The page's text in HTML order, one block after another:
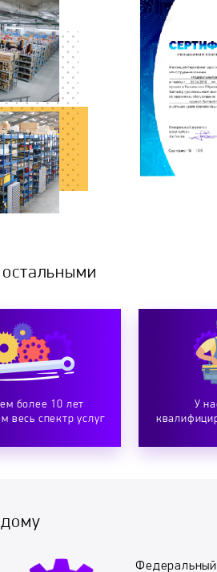
более 10 лет
весь спектр услуг
У